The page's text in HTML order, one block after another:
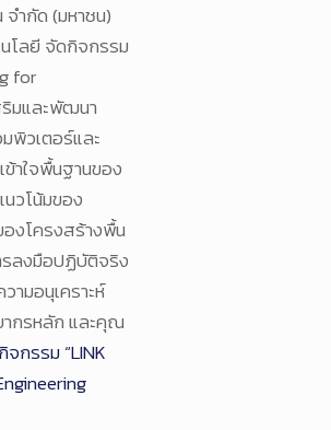
ำกัด (มหาชน)
โลยี จัดกิจกรรม
for
ริมและพัฒนา
พิวเตอร์และ
ข้าใจพื้นฐานของ
วโน้มของ
งโครงสร้างพื้น
ลงมือปฏิบัติจริง
ามอนุเคราะห์
กรหลัก และคุณ
กิจกรรม “LINK